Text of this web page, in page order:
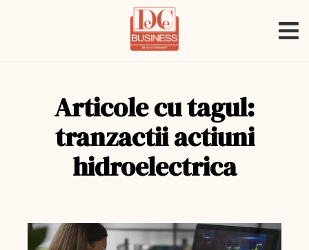
Articole cu tagul:
tranzactii actiuni
hidroelectrica